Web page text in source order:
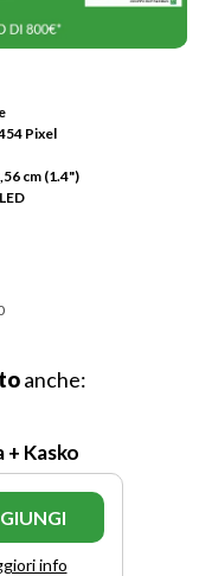
Pixel
cm (1.4")
anche:
Kasko
info